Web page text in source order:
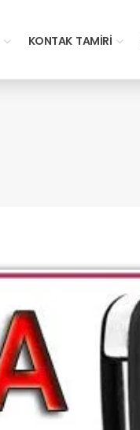
KONTAK TAMIRI